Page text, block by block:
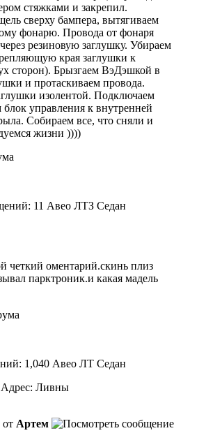
стяжками и закрепил.
сверху бампера, вытягиваем
фонарю. Провода от фонаря
резиновую заглушку. Убираем
края заглушки к
сторон). Брызгаем ВэДэшкой в
и протаскиваем провода.
изолентой. Подключаем
блок управления к внутренней
Собираем все, что сняли и
жизни ))))
11 Авео ЛТЗ Седан
четкий оментарий.скинь плиз
парктроник.и какая мадель
1,040 Авео ЛТ Седан
Адрес: Ливны
Артем